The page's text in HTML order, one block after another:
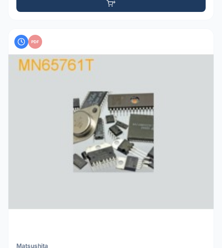
PDF
Matsushita